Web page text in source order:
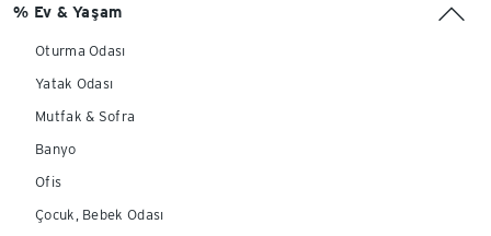
% Ev & Yaşam
Oturma Odası
Yatak Odası
Mutfak & Sofra
Banyo
Ofis
Çocuk, Bebek Odası